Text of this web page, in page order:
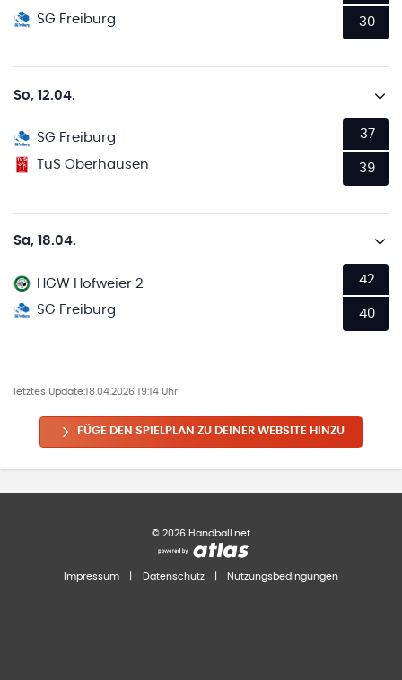
SG Freiburg
30
So, 12.04.
SG Freiburg
TuS Oberhausen
37
39
Sa, 18.04.
HGW Hofweier 2
SG Freiburg
42
40
letztes Update:18.04.2026 19:14 Uhr
FÜGE DEN SPIELPLAN ZU DEINER WEBSITE HINZU
© 2026 Handball.net
Impressum Datenschutz Nutzungsbedingungen